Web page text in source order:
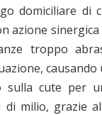
domiciliare
azione
troppo
causando
sulla cute per
milio, grazie